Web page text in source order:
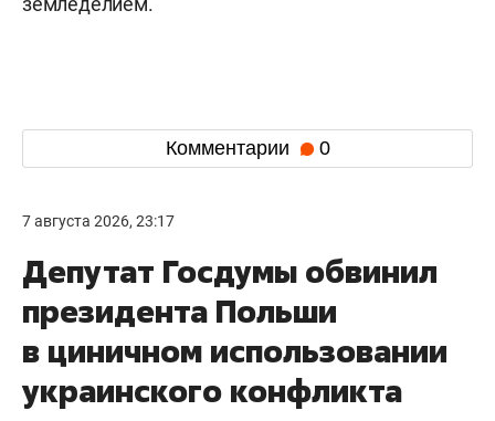
Комментарии 0
7 августа 2026, 23:17
Депутат Госдумы обвинил
президента Польши
в циничном использовании
украинского конфликта